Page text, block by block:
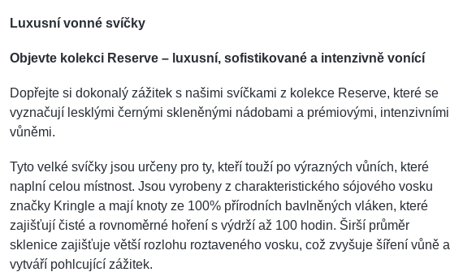
Luxusní vonné svíčky
Objevte kolekci Reserve – luxusní, sofistikované a intenzivně vonící
Dopřejte si dokonalý zážitek s našimi svíčkami z kolekce Reserve, které se
vyznačují lesklými černými skleněnými nádobami a prémiovými, intenzivními
vůněmi.
Tyto velké svíčky jsou určeny pro ty, kteří touží po výrazných vůních, které
naplní celou místnost. Jsou vyrobeny z charakteristického sójového vosku
značky Kringle a mají knoty ze 100% přírodních bavlněných vláken, které
zajišťují čisté a rovnoměrné hoření s výdrží až 100 hodin. Širší průměr
sklenice zajišťuje větší rozlohu roztaveného vosku, což zvyšuje šíření vůně a
vytváří pohlcující zážitek.